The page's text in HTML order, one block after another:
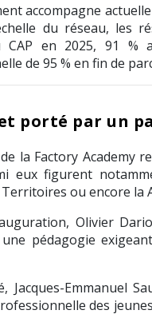
accompagne
du réseau, les
CAP en 2025, 91 %
de 95 % en fin de
porté par un
la Factory Academy
eux figurent
Territoires ou encore la
Olivier Dario
pédagogie
Jacques-Emmanuel
des